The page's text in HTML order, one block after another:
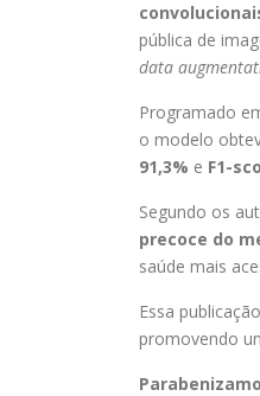
pública de
data
Programado
o modelo
91,3% e F1-
Segundo os
precoce do
saúde mais
Essa
promovendo